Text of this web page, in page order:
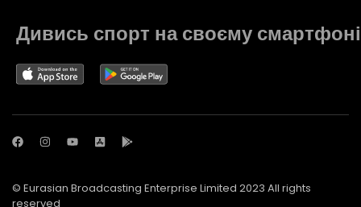
Дивись спорт на своєму смартфоні
© Eurasian Broadcasting Enterprise Limited 2023 All rights
reserved